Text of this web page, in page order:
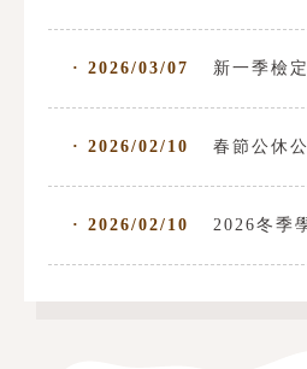
· 2026/03/07 新一季檢
· 2026/02/10 春節公休
· 2026/02/10 2026冬季